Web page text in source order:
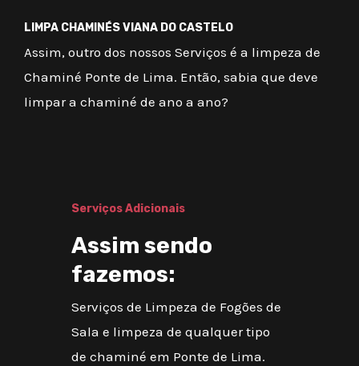
LIMPA CHAMINÉS VIANA DO CASTELO
Assim, outro dos nossos Serviços é a limpeza de
Chaminé Ponte de Lima. Então, sabia que deve
limpar a chaminé de ano a ano?
Serviços Adicionais
Assim sendo
fazemos:
Serviços de Limpeza de Fogões de
Sala e limpeza de qualquer tipo
de chaminé em Ponte de Lima.